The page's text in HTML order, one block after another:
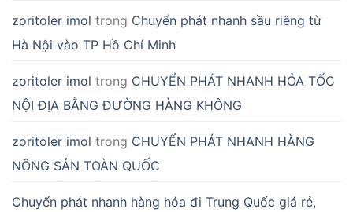
zoritoler imol trong Chuyển phát nhanh sầu riêng từ
Hà Nội vào TP Hồ Chí Minh
zoritoler imol trong CHUYỂN PHÁT NHANH HỎA TỐC
NỘI ĐỊA BẰNG ĐƯỜNG HÀNG KHÔNG
zoritoler imol trong CHUYỂN PHÁT NHANH HÀNG
NÔNG SẢN TOÀN QUỐC
Chuyển phát nhanh hàng hóa đi Trung Quốc giá rẻ,